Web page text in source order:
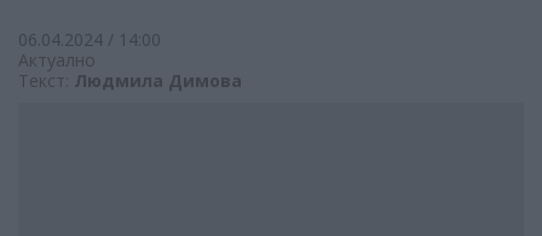
06.04.2024 / 14:00
Актуално
Текст: Людмила Димова